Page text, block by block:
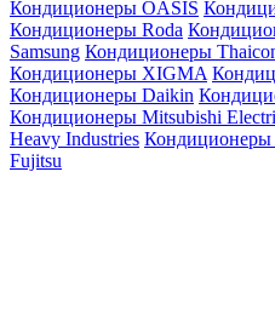
Кондиционеры OASIS
Кондиционеры Roda
Samsung Кондиционеры
Кондиционеры XIGMA
Кондиционеры Daikin
Кондиционеры Mitsubishi
Heavy Industries
Fujitsu